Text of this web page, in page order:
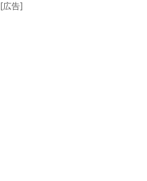
[広告]